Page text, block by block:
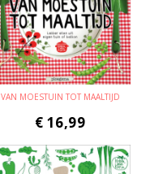
VAN MOESTUIN TOT MAALTIJD
€ 16,99